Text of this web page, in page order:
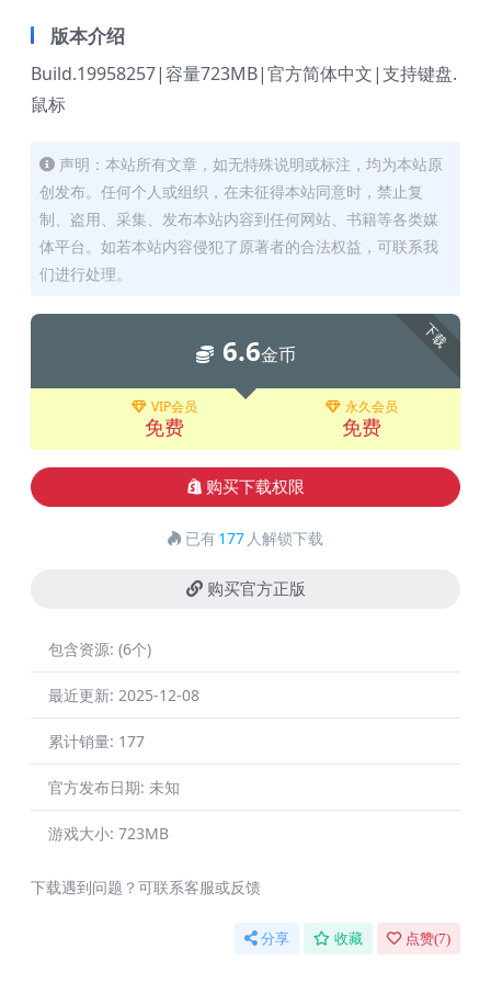
版本介绍
Build.19958257|容量723MB|官方简体中文|支持键盘.
鼠标
声明：本站所有文章，如无特殊说明或标注，均为本站原
创发布。任何个人或组织，在未征得本站同意时，禁止复
制、盗用、采集、发布本站内容到任何网站、书籍等各类媒
体平台。如若本站内容侵犯了原著者的合法权益，可联系我
们进行处理。
下载
6.6金币
VIP会员
免费
永久会员
免费
购买下载权限
已有177 人解锁下载
购买官方正版
包含资源: (6个)
最近更新: 2025-12-08
累计销量: 177
官方发布日期: 未知
游戏大小: 723MB
下载遇到问题？可联系客服或反馈
分享 收藏 点赞(7)